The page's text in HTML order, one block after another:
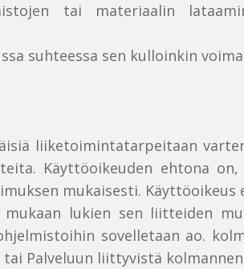
tai materiaalin
suhteessa sen kulloinkin
liiketoimintatarpeitaan
Käyttöoikeuden ehtona
mukaisesti.
mukaan lukien sen liitteiden
sovelletaan ao.
Palveluun liittyvistä